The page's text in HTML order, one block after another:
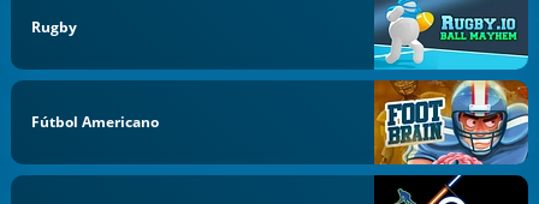
Rugby
Fútbol Americano